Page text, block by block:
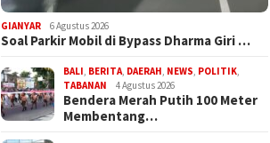
GIANYAR 6 Agustus 2026
Soal Parkir Mobil di Bypass Dharma Giri …
BALI, BERITA, DAERAH, NEWS, POLITIK,
TABANAN
4 Agustus 2026
Bendera Merah Putih 100 Meter
Membentang…